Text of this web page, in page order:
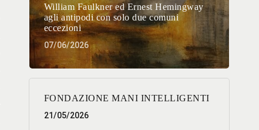
William Faulkner ed Ernest Hemingway
agli antipodi con solo due comuni
eccezioni
07/06/2026
FONDAZIONE MANI INTELLIGENTI
21/05/2026